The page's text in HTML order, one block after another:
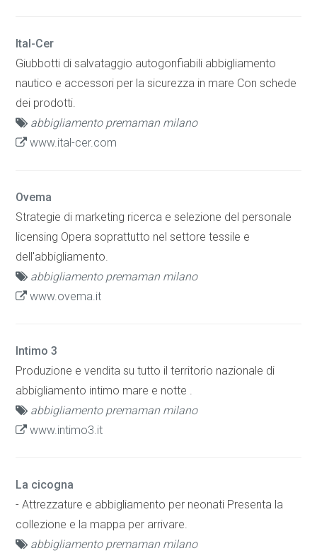
Ital-Cer
Giubbotti di salvataggio autogonfiabili abbigliamento
nautico e accessori per la sicurezza in mare Con schede
dei prodotti.
abbigliamento premaman milano
www.ital-cer.com
Ovema
Strategie di marketing ricerca e selezione del personale
licensing Opera soprattutto nel settore tessile e
dell'abbigliamento.
abbigliamento premaman milano
www.ovema.it
Intimo 3
Produzione e vendita su tutto il territorio nazionale di
abbigliamento intimo mare e notte .
abbigliamento premaman milano
www.intimo3.it
La cicogna
- Attrezzature e abbigliamento per neonati Presenta la
collezione e la mappa per arrivare.
abbigliamento premaman milano